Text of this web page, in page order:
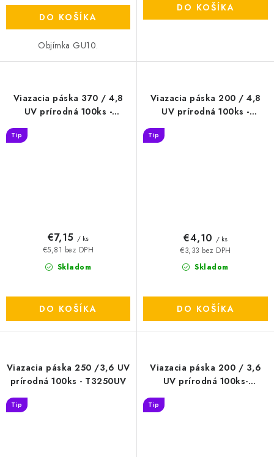
DO KOŠÍKA
Objímka GU10.
DO KOŠÍKA
Viazacia páska 370 / 4,8
UV prírodná 100ks -
Tip
Skladom
€5,81 bez DPH
€7,15 / ks
DO KOŠÍKA
Viazacia páska 200 / 4,8
UV prírodná 100ks -
Tip
Skladom
€3,33 bez DPH
€4,10 / ks
DO KOŠÍKA
Viazacia páska 250 /3,6 UV
prírodná 100ks - T3250UV
Tip
Viazacia páska 200 / 3,6
UV prírodná 100ks-
Tip